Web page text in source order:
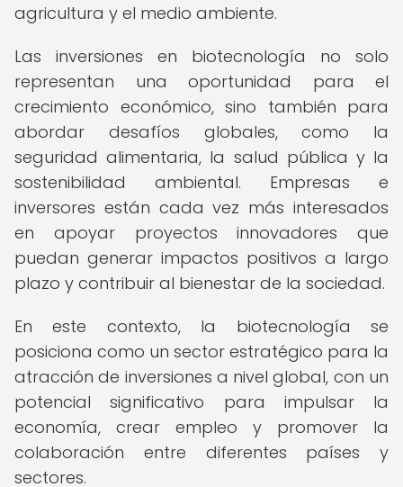
agricultura y el medio ambiente.
Las inversiones en biotecnología no solo
representan una oportunidad para el
crecimiento económico, sino también para
abordar desafíos globales, como la
seguridad alimentaria, la salud pública y la
sostenibilidad ambiental. Empresas e
inversores están cada vez más interesados
en apoyar proyectos innovadores que
puedan generar impactos positivos a largo
plazo y contribuir al bienestar de la sociedad.
En este contexto, la biotecnología se
posiciona como un sector estratégico para la
atracción de inversiones a nivel global, con un
potencial significativo para impulsar la
economía, crear empleo y promover la
colaboración entre diferentes países y
sectores.